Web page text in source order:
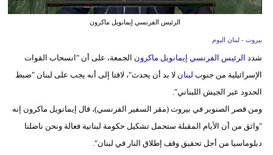
تعليم
أزياء
إسلامية
علوم
وتكنولوجيا
الرئيس الفرنسي إيمانويل ماكرون
بيروت - لبنان اليوم
شدد الرئيس الفرنسي إيمانويل ماكرون الجمعة، على أن "انسحاب القوات
الإسرائيلية من جنوب لبنانلا بد أن يحدث"، لافتا إلى أنه يجب على لبنان "ضبط
الحدود عبر الجيش اللبناني".
ومن قصر الصنوبر في بيروت (مقر السفير الفرنسي)، قال إيمانويل ماكرون إنه
"واثق من أن الأيام المقبلة ستحمل تشكيل حكومة لبنانية فعالة ونحن ناضلنا
دبلوماسيا من أجل تحقيق وقف إطلاق النار في لبنان".